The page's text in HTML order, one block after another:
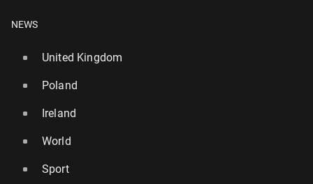
NEWS
United Kingdom
Poland
Ireland
World
Sport